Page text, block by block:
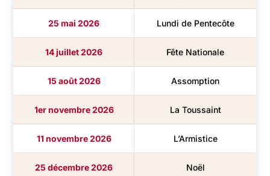
25 mai 2026 Lundi de Pentecôte
14 juillet 2026 Fête Nationale
15 août 2026 Assomption
1er novembre 2026 La Toussaint
11 novembre 2026 L’Armistice
25 décembre 2026 Noël